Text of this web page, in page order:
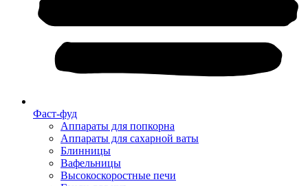
Фаст-фуд
Аппараты для попкорна
Аппараты для сахарной ваты
Блинницы
Вафельницы
Высокоскоростные печи